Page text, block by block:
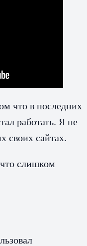
что в последних
работать. Я не
своих сайтах.
слишком